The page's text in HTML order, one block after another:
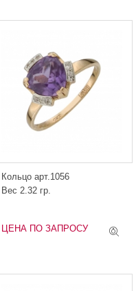
Кольцо арт.1056
Вес 2.32 гр.
ЦЕНА ПО ЗАПРОСУ